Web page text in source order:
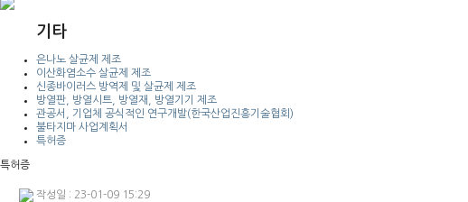
기타
은나노 살균제 제조
이산화염소수 살균제 제조
신종바이러스 방역제 및 살균제 제조
방열판, 방열시트, 방열재, 방열기기 제조
관공서, 기업체 공식적인 연구개발(한국산업진흥기술협회)
불타지마 사업계획서
특허증
특허증
작성일 : 23-01-09 15:29